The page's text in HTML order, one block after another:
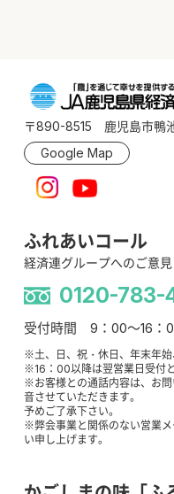
〒890-8515 鹿児島市鴨
Google Map
ふれあいコール
経済連グループへのご意
0120-783-
受付時間 9：00～16：
※土、日、祝・休日、年末年始
※16：00以降は翌営業日受付と
※お客様との通話内容は、お
音させていただきます。
予めご了承下さい。
※弊会事業と関係のない営業
い申し上げます。